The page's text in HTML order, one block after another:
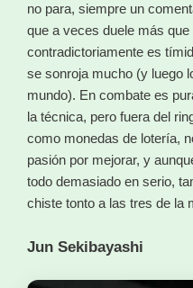
no para, siempre un
que a veces duele más
contradictoriamente es
se sonroja mucho (y luego
mundo). En combate es
la técnica, pero fuera del
como monedas de lotería,
pasión por mejorar, y
todo demasiado en serio,
chiste tonto a las tres de la
Jun Sekibayashi